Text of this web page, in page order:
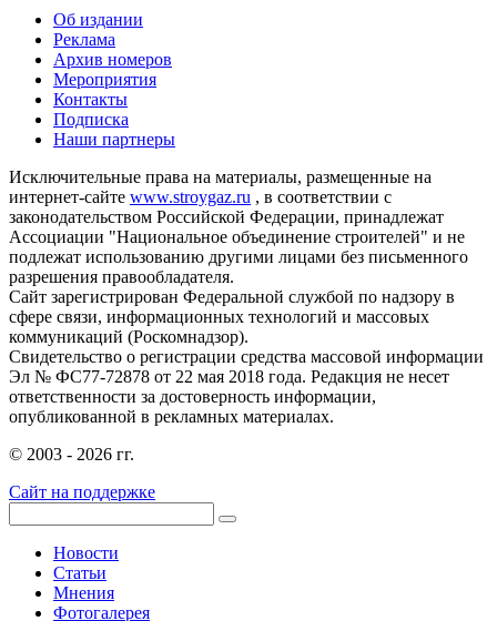
Об издании
Реклама
Архив номеров
Мероприятия
Контакты
Подписка
Наши партнеры
Исключительные права на материалы, размещенные на
интернет-сайте www.stroygaz.ru , в соответствии с
законодательством Российской Федерации, принадлежат
Ассоциации "Национальное объединение строителей" и не
подлежат использованию другими лицами без письменного
разрешения правообладателя.
Сайт зарегистрирован Федеральной службой по надзору в
сфере связи, информационных технологий и массовых
коммуникаций (Роскомнадзор).
Свидетельство о регистрации средства массовой информации
Эл № ФС77-72878 от 22 мая 2018 года. Редакция не несет
ответственности за достоверность информации,
опубликованной в рекламных материалах.
© 2003 - 2026 гг.
Сайт на поддержке
Новости
Статьи
Мнения
Фотогалерея